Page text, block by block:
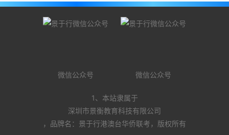
微信公众号 微信公众号
1、本站隶属于
深圳市景衡教育科技有限公司
，品牌名：景于行港澳台华侨联考，版权所有